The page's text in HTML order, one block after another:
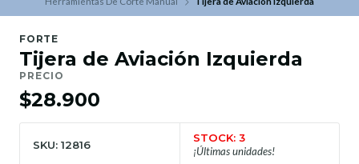
FORTE
Tijera de Aviación Izquierda
PRECIO
$28.900
SKU: 12816
STOCK: 3
¡Últimas unidades!